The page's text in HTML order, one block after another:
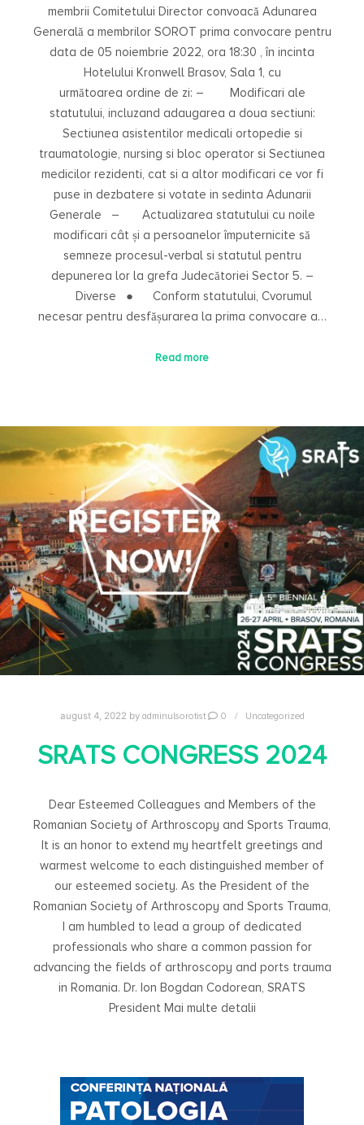
membrii Comitetului Director convoacă Adunarea
Generală a membrilor SOROT prima convocare pentru
data de 05 noiembrie 2022, ora 18:30 , în incinta
Hotelului Kronwell Brasov, Sala 1, cu
următoarea ordine de zi: – Modificari ale
statutului, incluzand adaugarea a doua sectiuni:
Sectiunea asistentilor medicali ortopedie si
traumatologie, nursing si bloc operator si Sectiunea
medicilor rezidenti, cat si a altor modificari ce vor fi
puse in dezbatere si votate in sedinta Adunarii
Generale – Actualizarea statutului cu noile
modificari cât și a persoanelor împuternicite să
semneze procesul-verbal si statutul pentru
depunerea lor la grefa Judecătoriei Sector 5. –
Diverse ● Conform statutului, Cvorumul
necesar pentru desfășurarea la prima convocare a…
Read more
august 4, 2022 by adminulsorotist 0 Uncategorized
SRATS CONGRESS 2024
Dear Esteemed Colleagues and Members of the
Romanian Society of Arthroscopy and Sports Trauma,
It is an honor to extend my heartfelt greetings and
warmest welcome to each distinguished member of
our esteemed society. As the President of the
Romanian Society of Arthroscopy and Sports Trauma,
I am humbled to lead a group of dedicated
professionals who share a common passion for
advancing the fields of arthroscopy and ports trauma
in Romania. Dr. Ion Bogdan Codorean, SRATS
President Mai multe detalii